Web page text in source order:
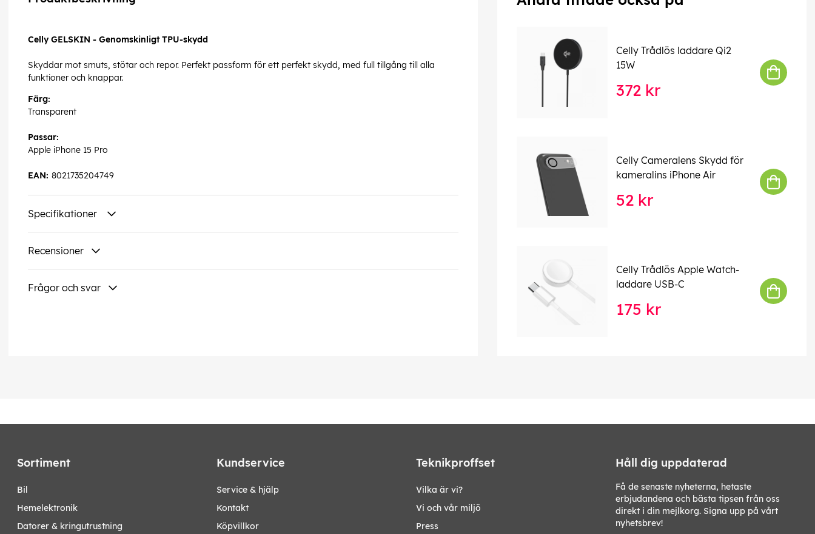
Celly GELSKIN - Genomskinligt TPU-skydd
Skyddar mot smuts, stötar och repor. Perfekt passform för ett perfekt skydd, med full tillgång till alla
funktioner och knappar.
Färg:
Transparent
Passar:
Apple iPhone 15 Pro
8021735204749
EAN:
Specifikationer
Recensioner
Frågor och svar
Celly Trådlös laddare Qi2
15W
372 kr
Celly Cameralens Skydd för
kameralins iPhone Air
52 kr
Celly Trådlös Apple Watch-
laddare USB-C
175 kr
Sortiment
bil
hemelektronik
datorer & kringutrustning
Kundservice
Service & hjälp
Kontakt
Köpvillkor
Teknikproffset
Vilka är vi?
Vi och vår miljö
Press
Håll dig uppdaterad
Få de senaste nyheterna, hetaste
erbjudandena och bästa tipsen från oss
direkt i din mejlkorg. Signa upp på vårt
nyhetsbrev!